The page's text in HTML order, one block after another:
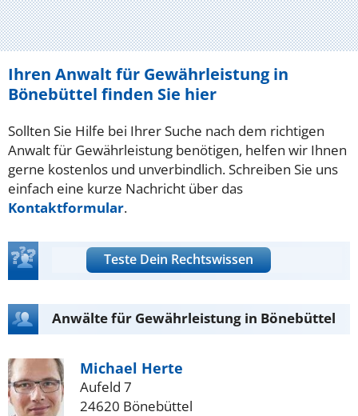
Ihren Anwalt für Gewährleistung in
Bönebüttel finden Sie hier
Sollten Sie Hilfe bei Ihrer Suche nach dem richtigen
Anwalt für Gewährleistung benötigen, helfen wir Ihnen
gerne kostenlos und unverbindlich. Schreiben Sie uns
einfach eine kurze Nachricht über das
Kontaktformular.
Teste Dein Rechtswissen
Anwälte für Gewährleistung in Bönebüttel
Michael Herte
Aufeld 7
24620 Bönebüttel